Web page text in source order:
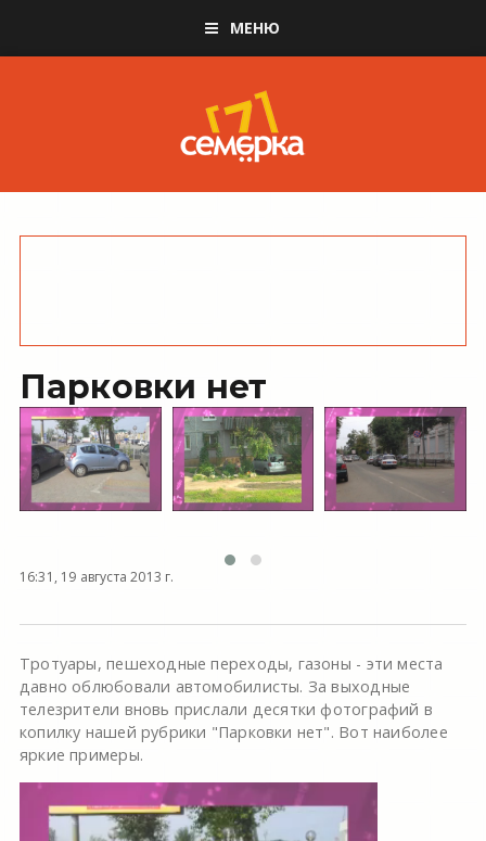
МЕНЮ
Парковки нет
16:31, 19 августа 2013 г.
Тротуары, пешеходные переходы, газоны - эти места
давно облюбовали автомобилисты. За выходные
телезрители вновь прислали десятки фотографий в
копилку нашей рубрики "Парковки нет". Вот наиболее
яркие примеры.